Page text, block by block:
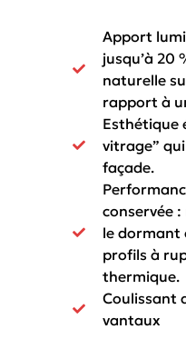
Apport
jusqu’à 20
naturelle
rapport à
Esthétique
vitrage”
façade.
conservée
le dormant
profils à
thermique.
Coulissant
vantaux